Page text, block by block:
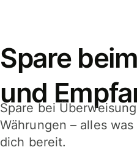
Spare
und
Spare bei
Währungen – alles
dich bereit.